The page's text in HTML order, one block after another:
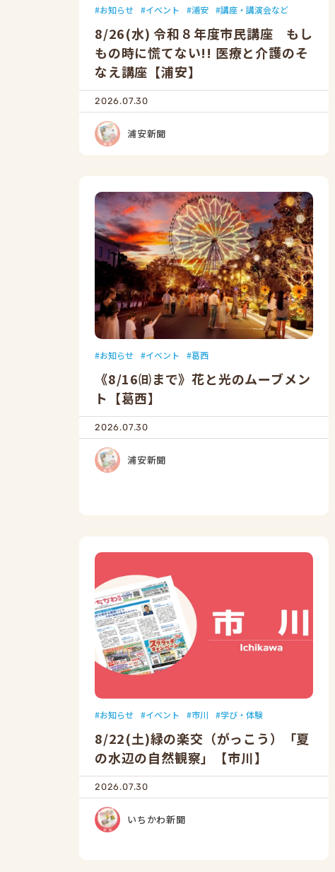
お知らせ イベント 浦安 講座・講演会など
8/26(水) 令和８年度市民講座 もし
もの時に慌てない!! 医療と介護のそ
なえ講座【浦安】
2026.07.30
浦安新聞
お知らせ イベント 葛西
《8/16㈰まで》花と光のムーブメン
ト【葛西】
2026.07.30
浦安新聞
お知らせ イベント 市川 学び・体験
8/22(土)緑の楽交（がっこう）「夏
の水辺の自然観察」【市川】
2026.07.30
いちかわ新聞